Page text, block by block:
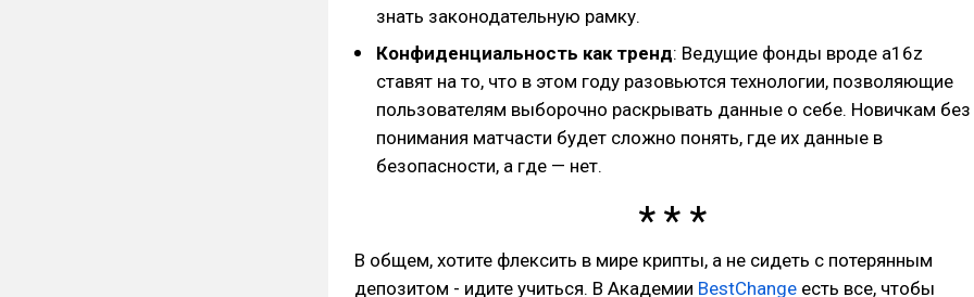
знать законодательную рамку.
Конфиденциальность как тренд: Ведущие фонды вроде a16z
ставят на то, что в этом году разовьются технологии, позволяющие
пользователям выборочно раскрывать данные о себе. Новичкам без
понимания матчасти будет сложно понять, где их данные в
безопасности, а где — нет.
В общем, хотите флексить в мире крипты, а не сидеть с потерянным
депозитом - идите учиться. В Академии BestChange есть все, чтобы